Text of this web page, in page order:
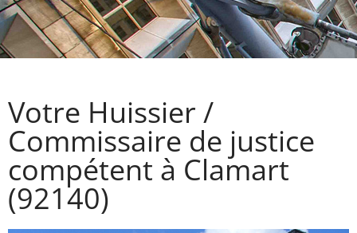
Votre Huissier /
Commissaire de justice
compétent à Clamart
(92140)